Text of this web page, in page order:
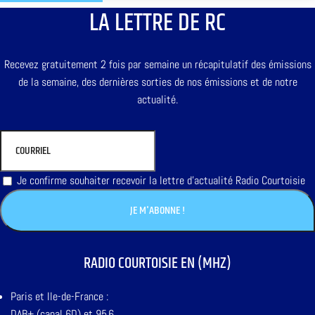
LA LETTRE DE RC
Recevez gratuitement 2 fois par semaine un récapitulatif des émissions
de la semaine, des dernières sorties de nos émissions et de notre
actualité.
Je confirme souhaiter recevoir la lettre d'actualité Radio Courtoisie
RADIO COURTOISIE EN (MHZ)
Paris et Ile-de-France :